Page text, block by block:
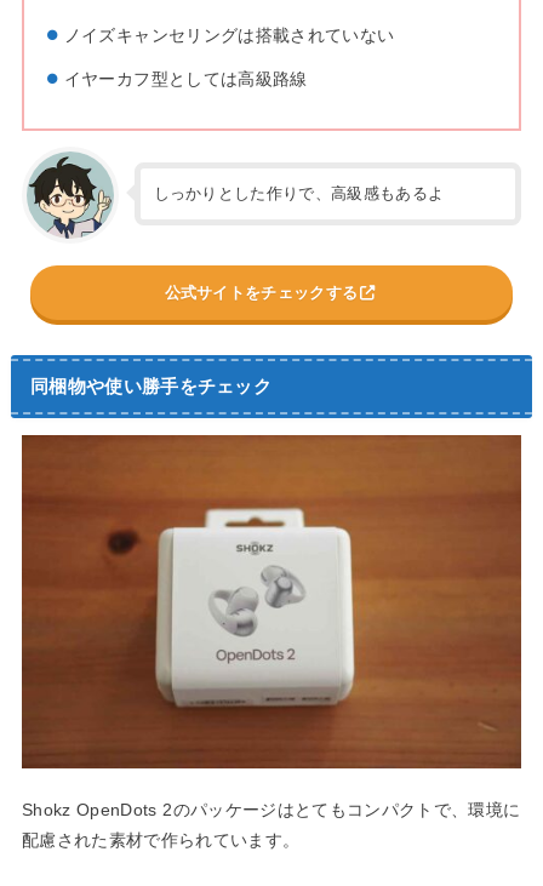
ノイズキャンセリングは搭載されていない
イヤーカフ型としては高級路線
しっかりとした作りで、高級感もあるよ
公式サイトをチェックする
同梱物や使い勝手をチェック
Shokz OpenDots 2のパッケージはとてもコンパクトで、環境に
配慮された素材で作られています。